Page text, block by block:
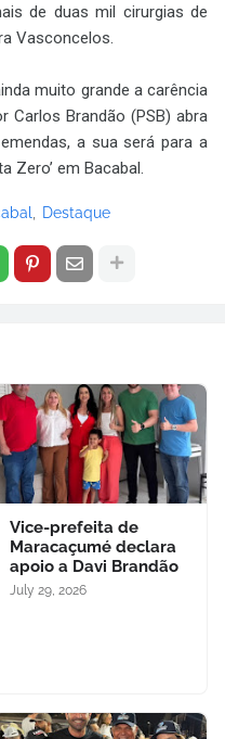
de duas mil cirurgias de
Vasconcelos.
muito grande a carência
Carlos Brandão (PSB) abra
a sua será para a
Zero’ em Bacabal.
Destaque
Vice-prefeita de
Maracaçumé declara
apoio a Davi Brandão
July 29, 2026